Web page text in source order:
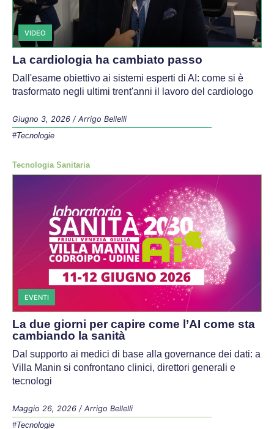
VIDEO
La cardiologia ha cambiato passo
Dall'esame obiettivo ai sistemi esperti di AI: come si è
trasformato negli ultimi trent'anni il lavoro del cardiologo
Giugno 3, 2026 / Arrigo Bellelli
#Tecnologie
Tecnologia Sanitaria
EVENTI
La due giorni per capire come l’AI come sta
cambiando la sanità
Dal supporto ai medici di base alla governance dei dati: a
Villa Manin si confrontano clinici, direttori generali e
tecnologi
Maggio 26, 2026 / Arrigo Bellelli
#Tecnologie